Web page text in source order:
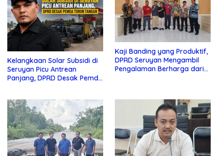
Kelangkaan Solar Subsidi di
Seruyan Picu Antrean
Panjang, DPRD Desak Pemda
Kaji Banding yang Produktif,
DPRD Seruyan Mengambil
Pengalaman Berharga dari